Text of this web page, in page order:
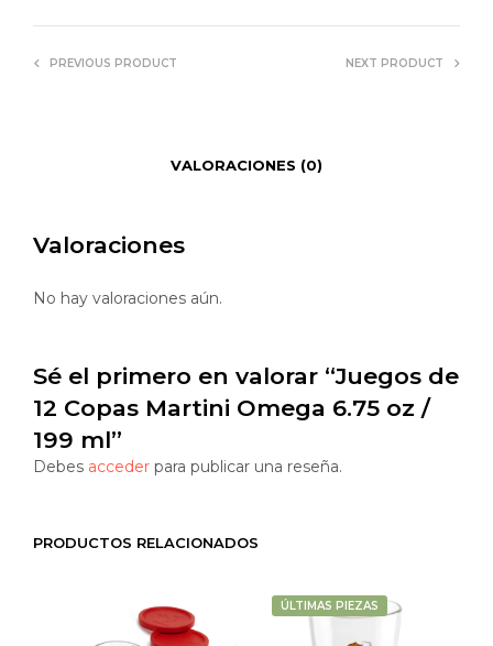
PREVIOUS PRODUCT NEXT PRODUCT
VALORACIONES (0)
Valoraciones
No hay valoraciones aún.
Sé el primero en valorar “Juegos de
12 Copas Martini Omega 6.75 oz /
199 ml”
Debes acceder para publicar una reseña.
PRODUCTOS RELACIONADOS
ÚLTIMAS PIEZAS